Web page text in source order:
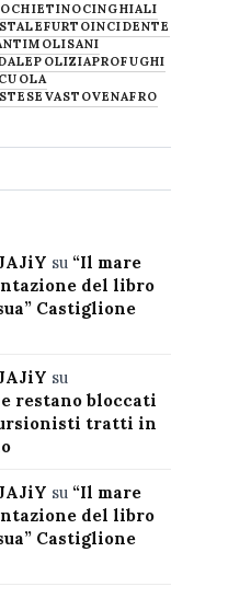
CHIETINOCINGHIALI
FURTOINCIDENTE
MOLISANI
POLIZIAPROFUGHI
VASTOVENAFRO
su “Il mare
del libro
Castiglione
su
restano bloccati
tratti in
su “Il mare
del libro
Castiglione